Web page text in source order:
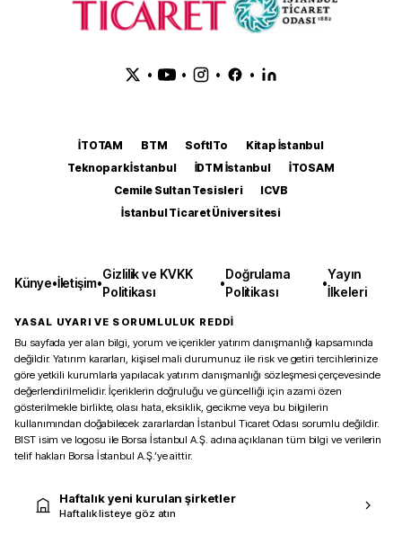
• • • •
İTOTAM BTM SoftITo
Kitap İstanbul
Teknopark İstanbul
İDTM İstanbul
İTOSAM
Cemile Sultan Tesisleri
ICVB
İstanbul Ticaret Üniversitesi
Künye•İletişim•
Gizlilik ve KVKK
Politikası
•
Doğrulama
Politikası
•
Yayın
İlkeleri
YASAL UYARI VE SORUMLULUK REDDİ
Bu sayfada yer alan bilgi, yorum ve içerikler yatırım danışmanlığı kapsamında
değildir. Yatırım kararları, kişisel mali durumunuz ile risk ve getiri tercihlerinize
göre yetkili kurumlarla yapılacak yatırım danışmanlığı sözleşmesi çerçevesinde
değerlendirilmelidir. İçeriklerin doğruluğu ve güncelliği için azami özen
gösterilmekle birlikte, olası hata, eksiklik, gecikme veya bu bilgilerin
kullanımından doğabilecek zararlardan İstanbul Ticaret Odası sorumlu değildir.
BIST isim ve logosu ile Borsa İstanbul A.Ş. adına açıklanan tüm bilgi ve verilerin
telif hakları Borsa İstanbul A.Ş.’ye aittir.
Haftalık yeni kurulan şirketler
Haftalık listeye göz atın